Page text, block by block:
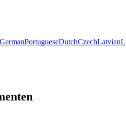
GermanPortugueseDutchCzechLatvian